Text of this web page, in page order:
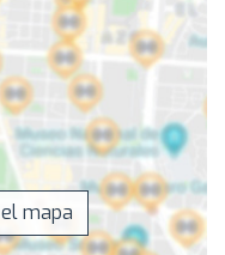
mapa